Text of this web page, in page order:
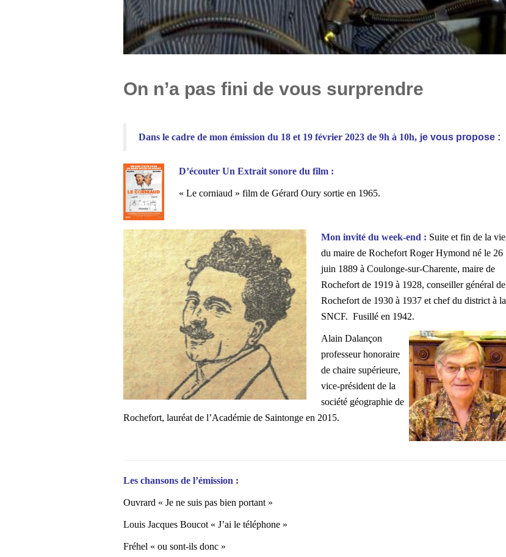
On n’a pas fini de vous surprendre
Dans le cadre de mon émission du 18 et 19 février 2023 de 9h à 10h, je vous propose :
D’écouter Un Extrait sonore du film :
« Le corniaud » film de Gérard Oury sortie en 1965.
Mon invité du week-end : Suite et fin de la vie
du maire de Rochefort Roger Hymond né le 26
juin 1889 à Coulonge-sur-Charente, maire de
Rochefort de 1919 à 1928, conseiller général de
Rochefort de 1930 à 1937 et chef du district à la
SNCF. Fusillé en 1942.
Alain Dalançon
professeur honoraire
de chaire supérieure,
vice-président de la
société géographie de
Rochefort, lauréat de l’Académie de Saintonge en 2015.
Les chansons de l’émission :
Ouvrard « Je ne suis pas bien portant »
Louis Jacques Boucot « J’ai le téléphone »
Fréhel « ou sont-ils donc »